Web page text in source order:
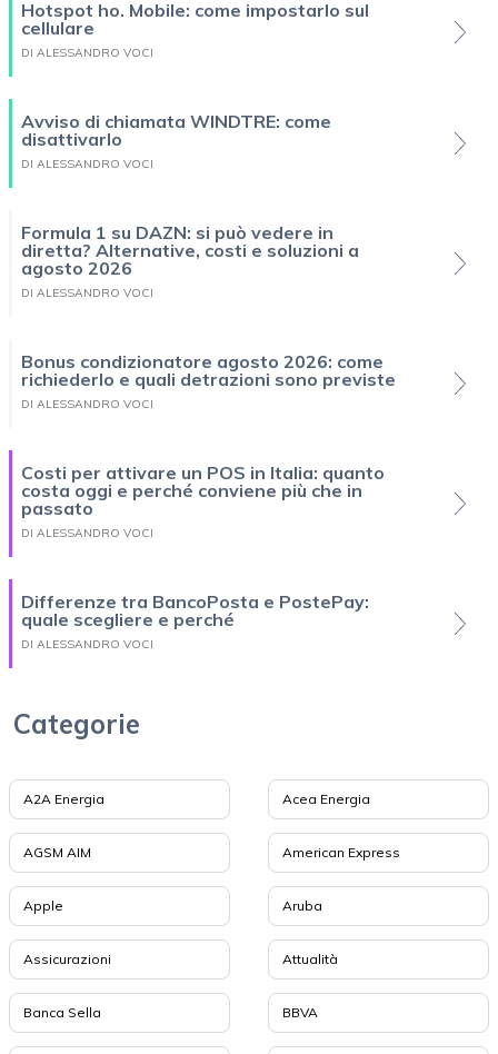
Hotspot ho. Mobile: come impostarlo sul
cellulare
DI ALESSANDRO VOCI
Avviso di chiamata WINDTRE: come
disattivarlo
DI ALESSANDRO VOCI
Formula 1 su DAZN: si può vedere in
diretta? Alternative, costi e soluzioni a
agosto 2026
DI ALESSANDRO VOCI
Bonus condizionatore agosto 2026: come
richiederlo e quali detrazioni sono previste
DI ALESSANDRO VOCI
Costi per attivare un POS in Italia: quanto
costa oggi e perché conviene più che in
passato
DI ALESSANDRO VOCI
Differenze tra BancoPosta e PostePay:
quale scegliere e perché
DI ALESSANDRO VOCI
Categorie
A2A Energia Acea Energia
AGSM AIM American Express
Apple Aruba
Assicurazioni Attualità
Banca Sella BBVA